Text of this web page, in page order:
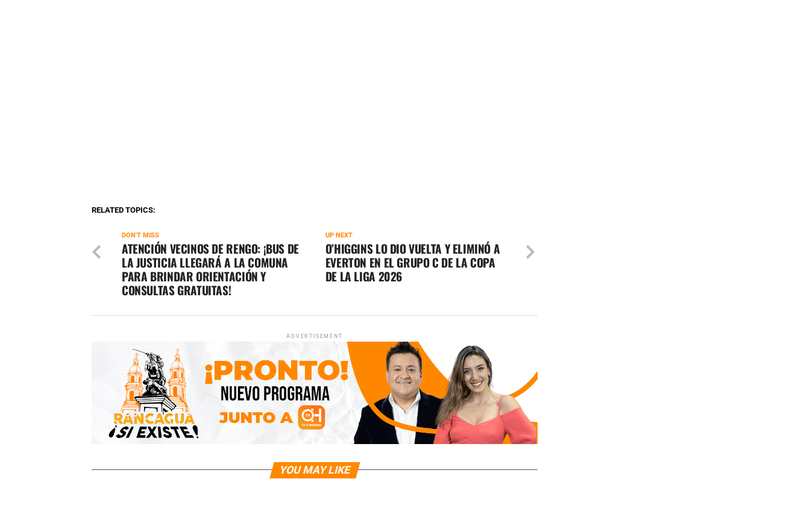
RELATED TOPICS:
UP NEXT
O’HIGGINS LO DIO VUELTA Y ELIMINÓ A
EVERTON EN EL GRUPO C DE LA COPA
DE LA LIGA 2026
DON'T MISS
ATENCIÓN VECINOS DE RENGO: ¡BUS DE
LA JUSTICIA LLEGARÁ A LA COMUNA
PARA BRINDAR ORIENTACIÓN Y
CONSULTAS GRATUITAS!
ADVERTISEMENT
YOU MAY LIKE